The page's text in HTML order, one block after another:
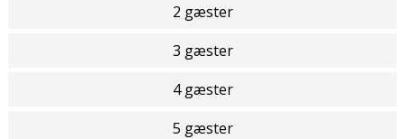
2 gæster
3 gæster
4 gæster
5 gæster